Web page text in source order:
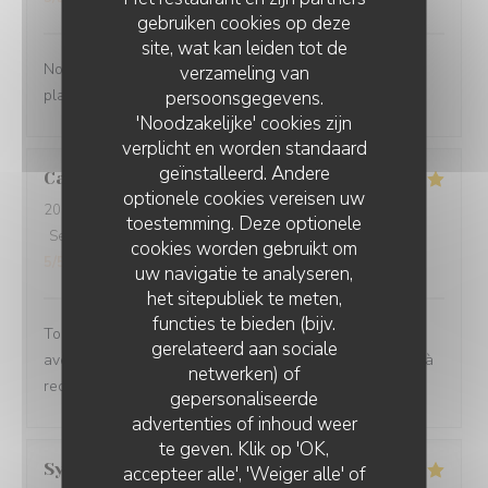
gebruiken cookies op deze
site, wat kan leiden tot de
verzameling van
persoonsgegevens.
'Noodzakelijke' cookies zijn
verplicht en worden standaard
geïnstalleerd. Andere
optionele cookies vereisen uw
toestemming. Deze optionele
cookies worden gebruikt om
uw navigatie te analyseren,
het sitepubliek te meten,
functies te bieden (bijv.
gerelateerd aan sociale
netwerken) of
gepersonaliseerde
advertenties of inhoud weer
te geven. Klik op 'OK,
accepteer alle', 'Weiger alle' of
Nous avons passé un très bons moments Les différents
plats étaient fins et délicieux
Catherine
2026-08-08 - 12:30 - Gasten 4
Service
Atmosfeer : 5/5 Keuken :5/5 Kwaliteit / Prijs
Tout était parfait, de l’amuse bouche jusqu’au dessert
avec un service irréprochable. Une excellente adresse à
recommander sans hésiter
Sylvie